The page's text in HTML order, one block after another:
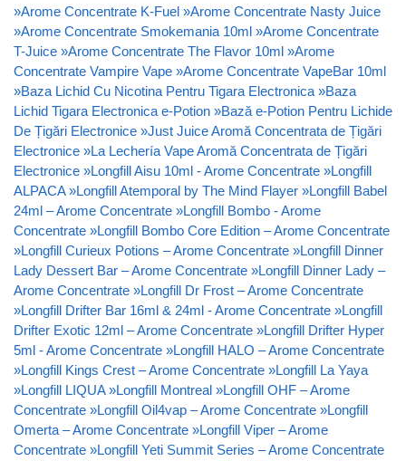
»Arome Concentrate K-Fuel »Arome Concentrate Nasty Juice
»Arome Concentrate Smokemania 10ml »Arome Concentrate
T-Juice »Arome Concentrate The Flavor 10ml »Arome
Concentrate Vampire Vape »Arome Concentrate VapeBar 10ml
»Baza Lichid Cu Nicotina Pentru Tigara Electronica »Baza
Lichid Tigara Electronica e-Potion »Bază e-Potion Pentru Lichide
De Țigări Electronice »Just Juice Aromă Concentrata de Țigări
Electronice »La Lechería Vape Aromă Concentrata de Țigări
Electronice »Longfill Aisu 10ml - Arome Concentrate »Longfill
ALPACA »Longfill Atemporal by The Mind Flayer »Longfill Babel
24ml – Arome Concentrate »Longfill Bombo - Arome
Concentrate »Longfill Bombo Core Edition – Arome Concentrate
»Longfill Curieux Potions – Arome Concentrate »Longfill Dinner
Lady Dessert Bar – Arome Concentrate »Longfill Dinner Lady –
Arome Concentrate »Longfill Dr Frost – Arome Concentrate
»Longfill Drifter Bar 16ml & 24ml - Arome Concentrate »Longfill
Drifter Exotic 12ml – Arome Concentrate »Longfill Drifter Hyper
5ml - Arome Concentrate »Longfill HALO – Arome Concentrate
»Longfill Kings Crest – Arome Concentrate »Longfill La Yaya
»Longfill LIQUA »Longfill Montreal »Longfill OHF – Arome
Concentrate »Longfill Oil4vap – Arome Concentrate »Longfill
Omerta – Arome Concentrate »Longfill Viper – Arome
Concentrate »Longfill Yeti Summit Series – Arome Concentrate